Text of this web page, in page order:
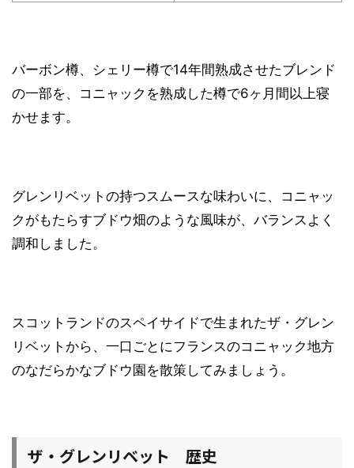
バーボン樽、シェリー樽で14年間熟成させたブレンド
の一部を、コニャックを熟成した樽で6ヶ月間以上寝
かせます。
グレンリベットの持つスムースな味わいに、コニャッ
クがもたらすブドウ畑のような風味が、バランスよく
調和しました。
スコットランドのスペイサイドで生まれたザ・グレン
リベットから、一口ごとにフランスのコニャック地方
のなだらかなブドウ園を散策してみましょう。
ザ・グレンリベット 歴史